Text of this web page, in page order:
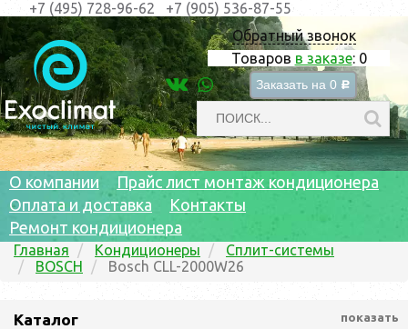
Обратный звонок
Товаров в заказе: 0
Заказать на 0 c
+7 (495) 728-96-62 +7 (905) 536-87-55
О компании
Прайс лист монтаж кондиционера
Оплата и доставка
Контакты
Ремонт кондиционера
Главная Кондиционеры
Сплит-системы
BOSCH
Bosch CLL-2000W26
Каталог показать